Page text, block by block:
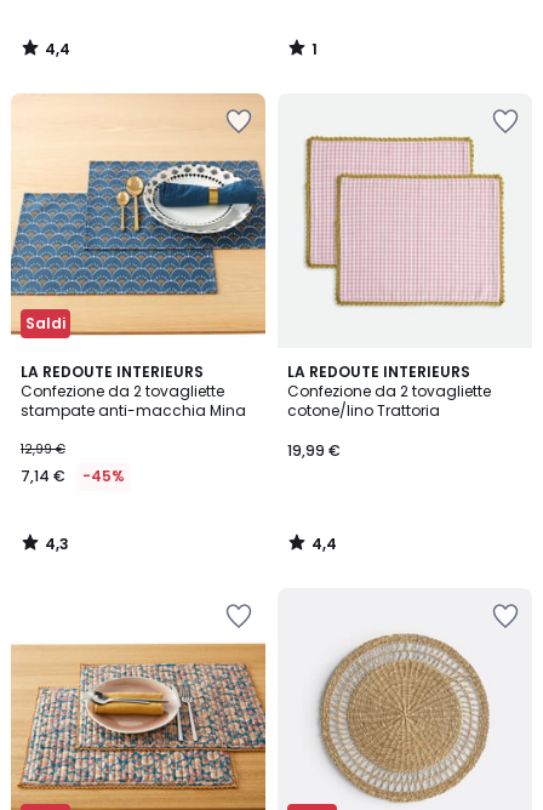
4,4
/
1
/
Saldi
LA REDOUTE INTERIEURS
Confezione da 2 tovagliette
stampate anti-macchia Mina
12,99 €
7,14 € -45%
4,3
/ 5
4,3
/
LA REDOUTE INTERIEURS
Confezione da 2 tovagliette
cotone/lino Trattoria
19,99 €
4,4
/ 5
4,4
/